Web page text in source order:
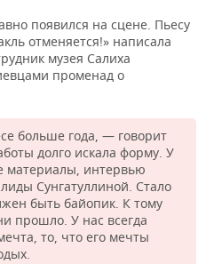
появился на сцене. Пьесу
отменяется!» написала
музея Салиха
променад о
больше года, — говорит
долго искала форму. У
материалы, интервью
Сунгатуллиной. Стало
быть байопик. К тому
прошло. У нас всегда
то, что его мечты